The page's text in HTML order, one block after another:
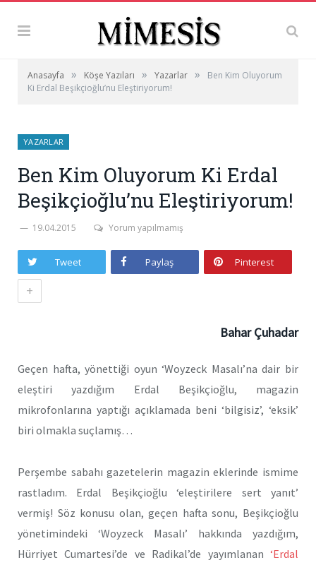
Anasayfa » Köşe Yazıları » Yazarlar »
Ben Kim Oluyorum
Ki Erdal Beşikçioğlu’nu Eleştiriyorum!
YAZARLAR
Ben Kim Oluyorum Ki Erdal
Beşikçioğlu’nu Eleştiriyorum!
19.04.2015 Yorum yapılmamış
Tweet Paylaş Pinterest
+
Bahar Çuhadar
Geçen hafta, yönettiği oyun ‘Woyzeck Masalı’na dair bir
eleştiri yazdığım Erdal Beşikçioğlu, magazin
mikrofonlarına yaptığı açıklamada beni ‘bilgisiz’, ‘eksik’
biri olmakla suçlamış…
Perşembe sabahı gazetelerin magazin eklerinde ismime
rastladım. Erdal Beşikçioğlu ‘eleştirilere sert yanıt’
vermiş! Söz konusu olan, geçen hafta sonu, Beşikçioğlu
yönetimindeki ‘Woyzeck Masalı’ hakkında yazdığım,
Hürriyet Cumartesi’de ve Radikal’de yayımlanan ‘Erdal